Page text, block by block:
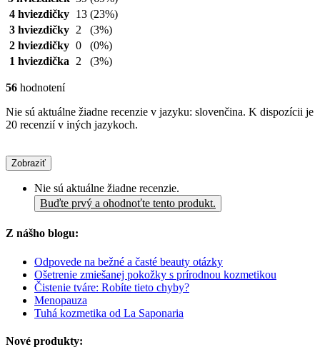
4 hviezdičky
13 (23%)
3 hviezdičky
2
(3%)
2 hviezdičky 0
(0%)
1 hviezdička
2 (3%)
56 hodnotení
Nie sú aktuálne žiadne recenzie v jazyku: slovenčina. K dispozícii je
20 recenzií v iných jazykoch.
Zobraziť
Nie sú aktuálne žiadne recenzie.
Buďte prvý a ohodnoťte tento produkt.
Z nášho blogu:
Odpovede na bežné a časté beauty otázky
Ošetrenie zmiešanej pokožky s prírodnou kozmetikou
Čistenie tváre: Robíte tieto chyby?
Menopauza
Tuhá kozmetika od La Saponaria
Nové produkty: